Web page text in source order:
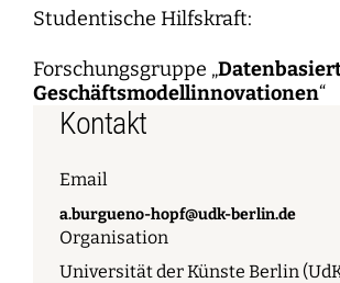
Studentische Hilfskraft:
Forschungsgruppe „
Geschäftsmodellinnovationen“
Kontakt
Email
a.burgueno-hopf@udk-berlin.de
Organisation
Universität der Künste Berlin